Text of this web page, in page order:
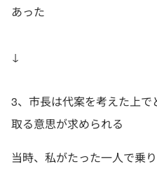
あった
↓
3、市長は代案を考えた上
取る意思が求められる
当時、私がたった一人で乗